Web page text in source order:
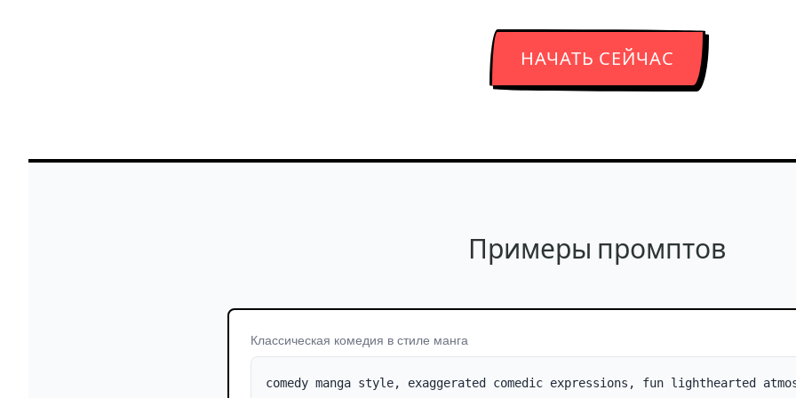
НАЧАТЬ СЕЙЧАС
Примеры промптов
Классическая комедия в стиле манга
comedy manga style, exaggerated comedic expressions, fun lighthearted